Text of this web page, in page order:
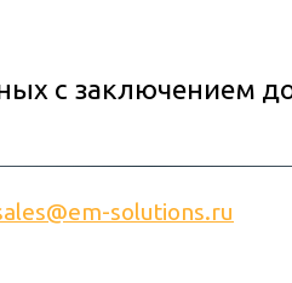
с заключением
solutions.ru